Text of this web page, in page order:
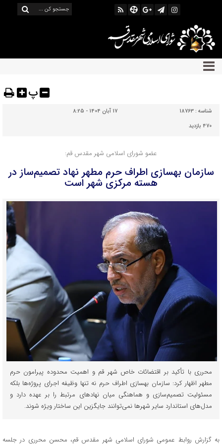
پ
شناسه : 18763
17 آبان 1404 - 8:25
470 بازدید
عضو شورای اسلامی شهر مقدس قم:
سازمان بهسازی اطراف حرم مطهر نهاد تصمیم‌ساز در
هسته مرکزی شهر است
محرری با تأکید بر اقتضائات خاص شهر قم و اهمیت محدوده پیرامون حرم
مطهر اظهار کرد: سازمان بهسازی اطراف حرم نه تنها وظیفه اجرای پروژه‌ها بلکه
مسئولیت تصمیم‌سازی و هماهنگی میان نهادهای مرتبط را بر عهده دارد و
مدل‌های استاندارد سایر شهرها نمی‌توانند جایگزین این ساختار ویژه شوند.
به گزارش روابط عمومی شورای اسلامی شهر مقدس قم، محسن محرری در جلسه